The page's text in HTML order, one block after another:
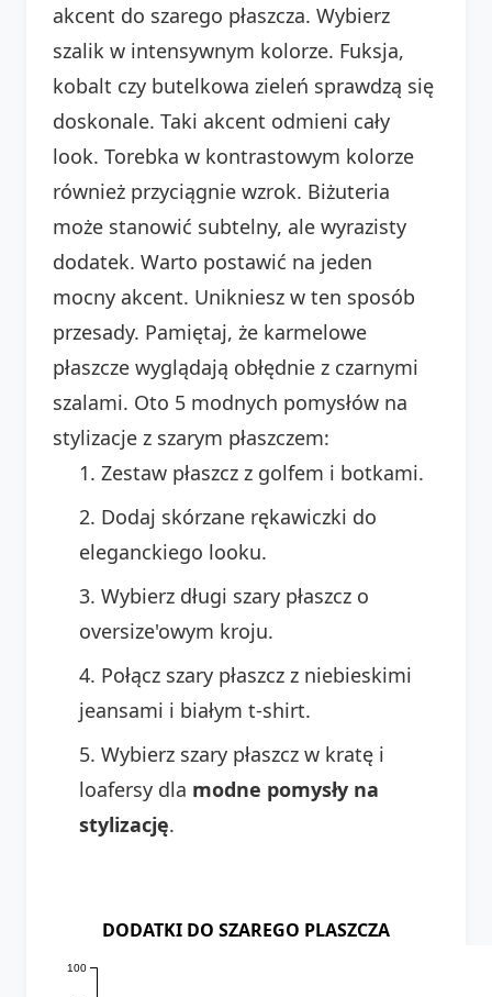
akcent do szarego płaszcza. Wybierz
szalik w intensywnym kolorze. Fuksja,
kobalt czy butelkowa zieleń sprawdzą się
doskonale. Taki akcent odmieni cały
look. Torebka w kontrastowym kolorze
również przyciągnie wzrok. Biżuteria
może stanowić subtelny, ale wyrazisty
dodatek. Warto postawić na jeden
mocny akcent. Unikniesz w ten sposób
przesady. Pamiętaj, że karmelowe
płaszcze wyglądają obłędnie z czarnymi
szalami. Oto 5 modnych pomysłów na
stylizacje z szarym płaszczem:
Zestaw płaszcz z golfem i botkami.
Dodaj skórzane rękawiczki do
eleganckiego looku.
Wybierz długi szary płaszcz o
oversize'owym kroju.
Połącz szary płaszcz z niebieskimi
jeansami i białym t-shirt.
Wybierz szary płaszcz w kratę i
loafersy dla modne pomysły na
stylizację.
DODATKI DO SZAREGO PLASZCZA
100